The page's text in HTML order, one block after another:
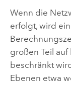
Wenn die
erfolgt, wird
großen Teil
beschränkt
Ebenen etwa